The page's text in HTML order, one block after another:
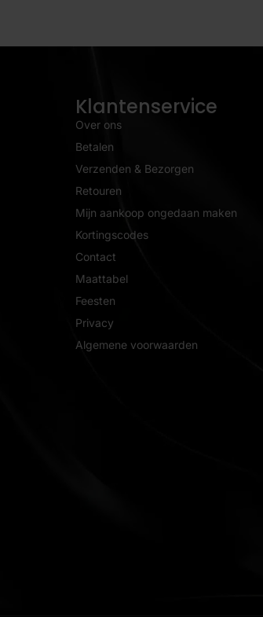
Klantenservice
Over ons
Betalen
Verzenden & Bezorgen
Retouren
Mijn aankoop ongedaan maken
Kortingscodes
Contact
Maattabel
Feesten
Privacy
Algemene voorwaarden